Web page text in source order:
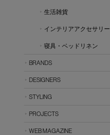
生活雑貨
インテリアアクセサリー
寝具・ベッドリネン
BRANDS
DESIGNERS
STYLING
PROJECTS
WEB MAGAZINE